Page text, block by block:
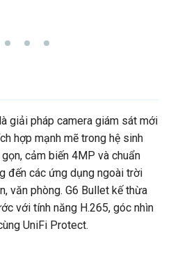
là giải pháp camera giám sát mới
hợp mạnh mẽ trong hệ sinh
cảm biến 4MP và chuẩn
đến các ứng dụng ngoài trời
văn phòng. G6 Bullet kế thừa
với tính năng H.265, góc nhìn
UniFi Protect.